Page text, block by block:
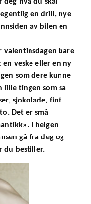
deg hva du skal
en drill, nye
av bilen en
valentinsdagen bare
veske eller en ny
som dere kunne
lille tingen som sa
sjokolade, fint
Det er små
I helgen
gå fra deg og
du bestiller.